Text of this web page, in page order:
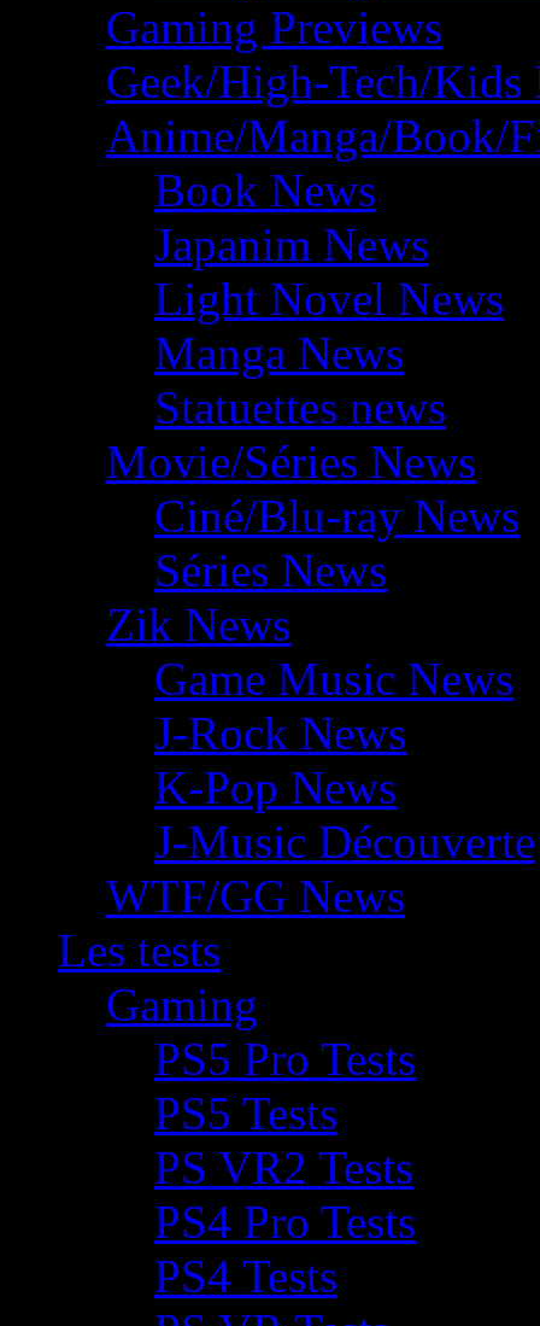
Gaming Previews
Geek/High-Tech/Kids
Anime/Manga/Book/
Book News
Japanim News
Light Novel News
Manga News
Statuettes news
Movie/Séries News
Ciné/Blu-ray News
Séries News
Zik News
Game Music News
J-Rock News
K-Pop News
J-Music Découverte
WTF/GG News
Les tests
Gaming
PS5 Pro Tests
PS5 Tests
PS VR2 Tests
PS4 Pro Tests
PS4 Tests